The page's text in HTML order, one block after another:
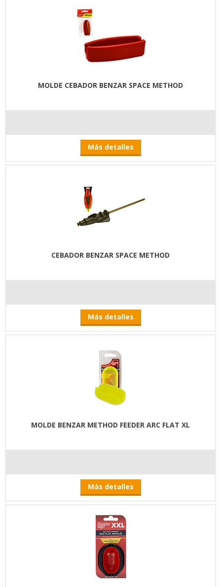
MOLDE CEBADOR BENZAR SPACE METHOD
Más detalles
CEBADOR BENZAR SPACE METHOD
Más detalles
MOLDE BENZAR METHOD FEEDER ARC FLAT XL
Más detalles